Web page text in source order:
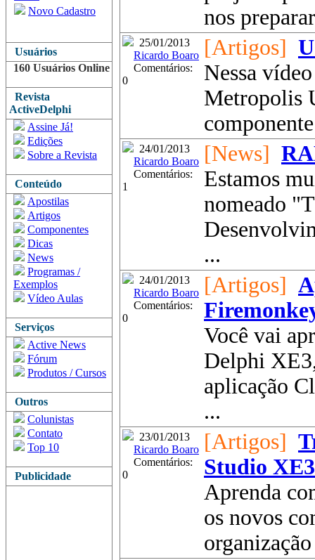
Novo Cadastro
Usuários
160 Usuários Online
Revista
ActiveDelphi
Assine Já!
Edições
Sobre a Revista
Conteúdo
Apostilas
Artigos
Componentes
Dicas
News
Programas /
Exemplos
Vídeo Aulas
Serviços
Active News
Fórum
Produtos / Cursos
Outros
Colunistas
Contato
Top 10
Publicidade
nos
25/01/2013
Ricardo Boaro
Comentários:
0
[Artigos]
Nessa
Metropolis
24/01/2013
Ricardo Boaro
Comentários:
1
[News]
Estamos
nomeado
...
24/01/2013
Ricardo Boaro
Comentários:
0
[Artigos]
Você vai
Delphi
aplicação
...
23/01/2013
Ricardo Boaro
Comentários:
0
[Artigos]
Studio XE3
Aprenda
os novos